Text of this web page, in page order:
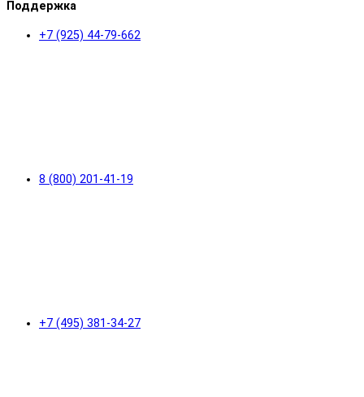
Поддержка
+7 (925) 44-79-662
8 (800) 201-41-19
+7 (495) 381-34-27